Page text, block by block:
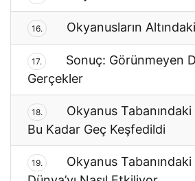
16. Okyanusların
17.
Sonuç: Görünmeyen
Gerçekler
18.
Okyanus
Bu Kadar Geç Keşfedildi
19.
Okyanus